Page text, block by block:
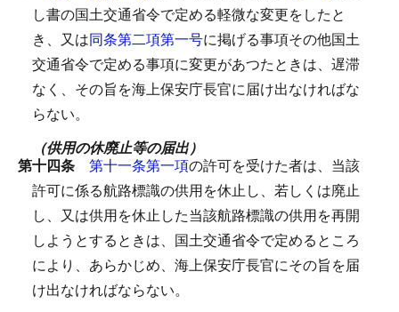
し書の国土交通省令で定める軽微な変更をしたと
き、又は同条第二項第一号に掲げる事項その他国土
交通省令で定める事項に変更があつたときは、遅滞
なく、その旨を海上保安庁長官に届け出なければな
らない。
（供用の休廃止等の届出）
第十四条 第十一条第一項の許可を受けた者は、当該
許可に係る航路標識の供用を休止し、若しくは廃止
し、又は供用を休止した当該航路標識の供用を再開
しようとするときは、国土交通省令で定めるところ
により、あらかじめ、海上保安庁長官にその旨を届
け出なければならない。